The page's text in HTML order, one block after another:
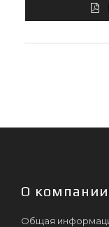
О компании
Общая